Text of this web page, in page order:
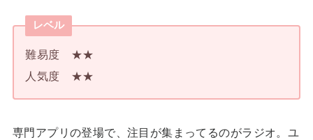
レベル
難易度 ★★
人気度 ★★
専門アプリの登場で、注目が集まってるのがラジオ。ユ